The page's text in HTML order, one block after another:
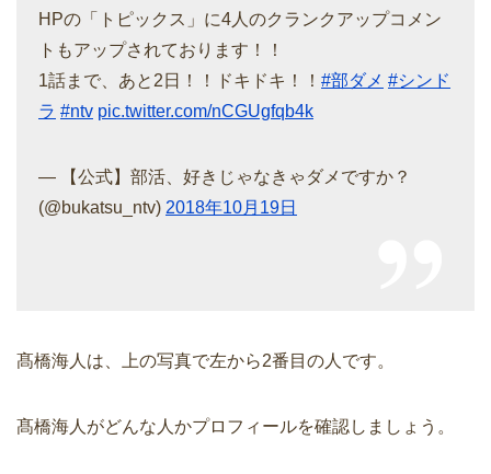
HPの「トピックス」に4人のクランクアップコメン
トもアップされております！！
1話まで、あと2日！！ドキドキ！！ #部ダメ #シンド
ラ #ntv pic.twitter.com/nCGUgfqb4k
— 【公式】部活、好きじゃなきゃダメですか？
(@bukatsu_ntv) 2018年10月19日
髙橋海人は、上の写真で左から2番目の人です。
髙橋海人がどんな人かプロフィールを確認しましょう。